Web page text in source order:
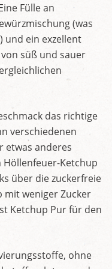
Fülle an
(was
und ein exzellent
süß und sauer
das richtige
verschiedenen
etwas anderes
Ketchup
über die zuckerfreie
mit weniger Zucker
Ketchup Pur für den
ohne